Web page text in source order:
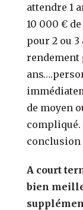
attendre 1
10 000 €
pour 2 ou
rendement
de moyen
compliqué.
conclusion
A court
bien